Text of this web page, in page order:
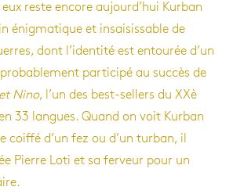
eux reste encore aujourd’hui Kurban
énigmatique et insaisissable de
dont l’identité est entourée d’un
participé au succès de
Nino, l’un des best-sellers du XXè
33 langues. Quand on voit Kurban
coiffé d’un fez ou d’un turban, il
Pierre Loti et sa ferveur pour un